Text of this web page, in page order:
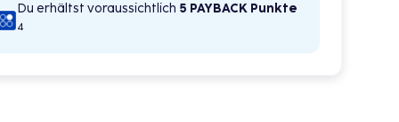
Du erhältst voraussichtlich 5 PAYBACK Punkte
4